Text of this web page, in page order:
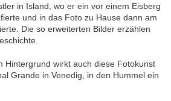
in Island, wo er ein vor einem Eisberg
und in das Foto zu Hause dann am
Die so erweiterten Bilder erzählen
Hintergrund wirkt auch diese Fotokunst
Grande in Venedig, in den Hummel ein